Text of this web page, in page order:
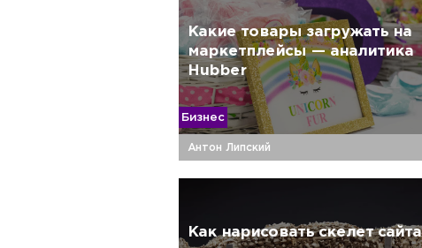
Какие товары загружать на
маркетплейсы — аналитика
Hubber
Бизнес
Антон Липский
Как нарисовать скелет сайта